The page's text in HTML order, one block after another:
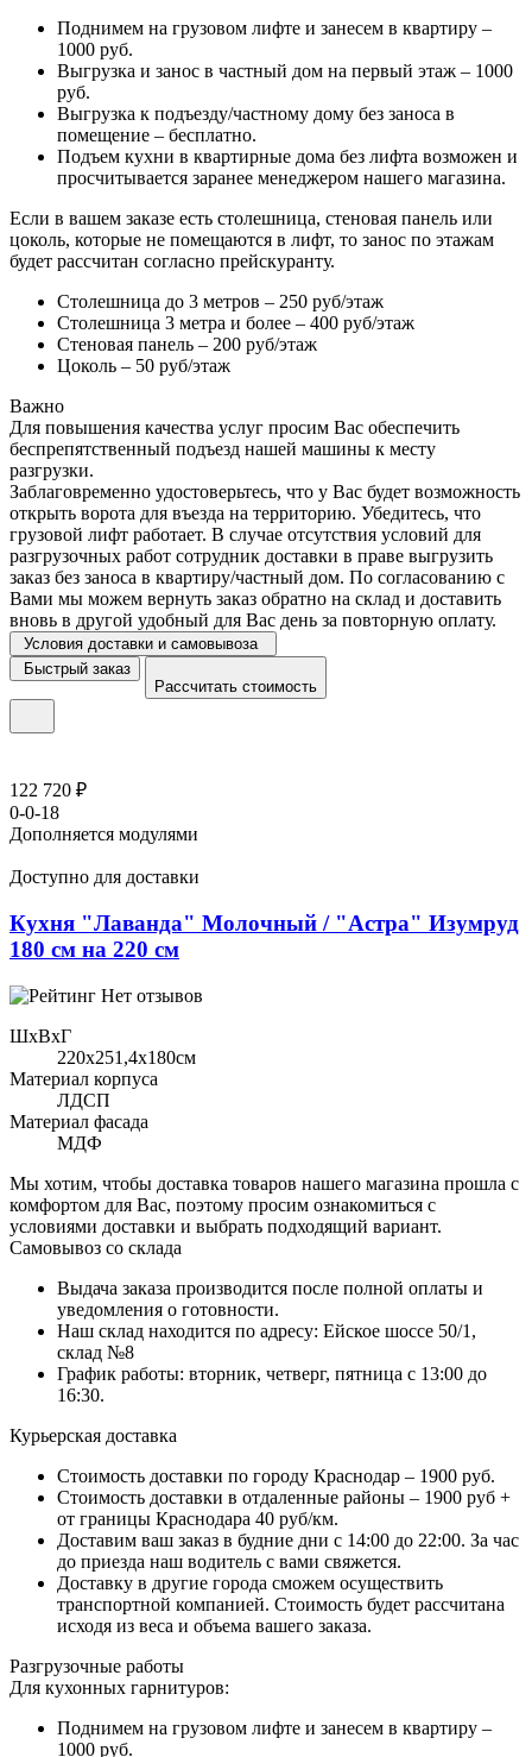
Поднимем на грузовом лифте и занесем в квартиру –
1000 руб.
Выгрузка и занос в частный дом на первый этаж – 1000
руб.
Выгрузка к подъезду/частному дому без заноса в
помещение – бесплатно.
Подъем кухни в квартирные дома без лифта возможен и
просчитывается заранее менеджером нашего магазина.
Если в вашем заказе есть столешница, стеновая панель или
цоколь, которые не помещаются в лифт, то занос по этажам
будет рассчитан согласно прейскуранту.
Столешница до 3 метров – 250 руб/этаж
Столешница 3 метра и более – 400 руб/этаж
Стеновая панель – 200 руб/этаж
Цоколь – 50 руб/этаж
Важно
Для повышения качества услуг просим Вас обеспечить
беспрепятственный подъезд нашей машины к месту
разгрузки.
Заблаговременно удостоверьтесь, что у Вас будет возможность
открыть ворота для въезда на территорию. Убедитесь, что
грузовой лифт работает. В случае отсутствия условий для
разгрузочных работ сотрудник доставки в праве выгрузить
заказ без заноса в квартиру/частный дом. По согласованию с
Вами мы можем вернуть заказ обратно на склад и доставить
вновь в другой удобный для Вас день за повторную оплату.
Условия доставки и самовывоза
Быстрый заказ
Рассчитать стоимость
122 720 ₽
0-0-18
Дополняется модулями
Доступно для доставки
Кухня "Лаванда" Молочный / "Астра" Изумруд
180 см на 220 см
Нет отзывов
ШхВхГ
220x251,4х180см
Материал корпуса
ЛДСП
Материал фасада
МДФ
Мы хотим, чтобы доставка товаров нашего магазина прошла с
комфортом для Вас, поэтому просим ознакомиться с
условиями доставки и выбрать подходящий вариант.
Самовывоз со склада
Выдача заказа производится после полной оплаты и
уведомления о готовности.
Наш склад находится по адресу: Ейское шоссе 50/1,
склад №8
График работы: вторник, четверг, пятница с 13:00 до
16:30.
Курьерская доставка
Стоимость доставки по городу Краснодар – 1900 руб.
Стоимость доставки в отдаленные районы – 1900 руб +
от границы Краснодара 40 руб/км.
Доставим ваш заказ в будние дни с 14:00 до 22:00. За час
до приезда наш водитель с вами свяжется.
Доставку в другие города сможем осуществить
транспортной компанией. Стоимость будет рассчитана
исходя из веса и объема вашего заказа.
Разгрузочные работы
Для кухонных гарнитуров:
Поднимем на грузовом лифте и занесем в квартиру –
1000 руб.